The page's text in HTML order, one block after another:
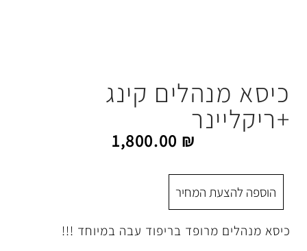
קינג
המחיר
בריפוד עבה במיוחד !!!